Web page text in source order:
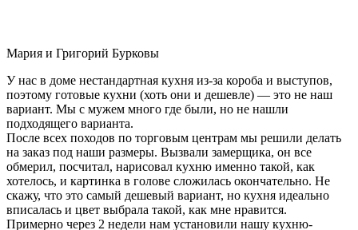
Мария и Григорий Бурковы
У нас в доме нестандартная кухня из-за короба и выступов,
поэтому готовые кухни (хоть они и дешевле) — это не наш
вариант. Мы с мужем много где были, но не нашли
подходящего варианта.
После всех походов по торговым центрам мы решили делать
на заказ под наши размеры. Вызвали замерщика, он все
обмерил, посчитал, нарисовал кухню именно такой, как
хотелось, и картинка в голове сложилась окончательно. Не
скажу, что это самый дешевый вариант, но кухня идеально
вписалась и цвет выбрала такой, как мне нравится.
Примерно через 2 недели нам установили нашу кухню-